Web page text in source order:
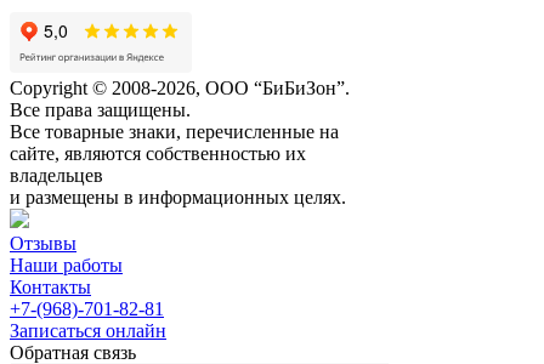
Copyright © 2008-2026, ООО “БиБиЗон”.
Все права защищены.
Все товарные знаки, перечисленные на
сайте, являются собственностью их
владельцев
и размещены в информационных целях.
Отзывы
Наши работы
Контакты
+7-(968)-701-82-81
Записаться онлайн
Обратная связь